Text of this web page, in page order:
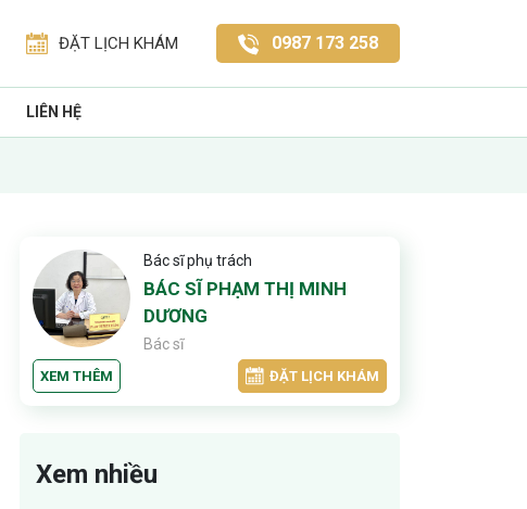
ĐẶT LỊCH KHÁM 0987 173 258
LIÊN HỆ
Bác sĩ phụ trách
BÁC SĨ PHẠM THỊ MINH
DƯƠNG
Bác sĩ
XEM THÊM ĐẶT LỊCH KHÁM
Xem nhiều